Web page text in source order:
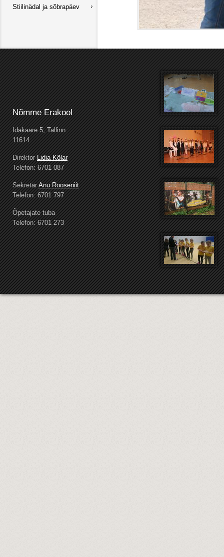
Stiilinädal ja sõbrapäev
Nõmme Erakool
Idakaare 5, Tallinn
11614
DirektorLidia Kõlar
Telefon: 6701 087
SekretärAnu Rooseniit
Telefon: 6701 797
Õpetajate tuba
Telefon: 6701 273